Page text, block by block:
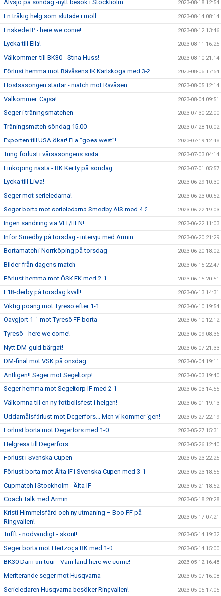
Älvsjö på söndag -nytt besök i Stockholm 2023-08-18 12:54
En tråkig helg som slutade i moll... 2023-08-14 08:14
Enskede IP - here we come! 2023-08-12 13:46
Lycka till Ella! 2023-08-11 16:25
Välkommen till BK30 - Stina Huss! 2023-08-10 21:14
Förlust hemma mot Rävåsens IK Karlskoga med 3-2 2023-08-06 17:54
Höstsäsongen startar - match mot Rävåsen 2023-08-05 12:14
Välkommen Cajsa! 2023-08-04 09:51
Seger i träningsmatchen 2023-07-30 22:00
Träningsmatch söndag 15.00 2023-07-28 10:02
Exporten till USA ökar! Ella ”goes west”! 2023-07-19 12:48
Tung förlust i vårsäsongens sista.... 2023-07-03 04:14
Linköping nästa - BK Kenty på söndag 2023-07-01 05:57
Lycka till Liwa! 2023-06-29 10:30
Seger mot serieledarna! 2023-06-23 00:52
Seger borta mot serieledarna Smedby AIS med 4-2 2023-06-22 19:03
Ingen sändning via VLT/BLN! 2023-06-22 11:03
Inför Smedby på torsdag - intervju med Armin 2023-06-20 21:29
Bortamatch i Norrköping på torsdag 2023-06-20 18:02
Bilder från dagens match 2023-06-15 22:47
Förlust hemma mot ÖSK FK med 2-1 2023-06-15 20:51
E18-derby på torsdag kväll! 2023-06-13 14:31
Viktig poäng mot Tyresö efter 1-1 2023-06-10 19:54
Oavgjort 1-1 mot Tyresö FF borta 2023-06-10 12:12
Tyresö - here we come! 2023-06-09 08:36
Nytt DM-guld bärgat! 2023-06-07 21:33
DM-final mot VSK på onsdag 2023-06-04 19:11
Äntligen!! Seger mot Segeltorp! 2023-06-03 19:40
Seger hemma mot Segeltorp IF med 2-1 2023-06-03 14:55
Välkomna till en ny fotbollsfest i helgen! 2023-06-01 19:13
Uddamålsförlust mot Degerfors... Men vi kommer igen! 2023-05-27 22:19
Förlust borta mot Degerfors med 1-0 2023-05-27 15:31
Helgresa till Degerfors 2023-05-26 12:40
Förlust i Svenska Cupen 2023-05-23 22:25
Förlust borta mot Älta IF i Svenska Cupen med 3-1 2023-05-23 18:55
Cupmatch I Stockholm - Älta IF 2023-05-21 18:52
Coach Talk med Armin 2023-05-18 20:28
Kristi Himmelsfärd och ny utmaning – Boo FF på
Ringvallen!
2023-05-17 07:21
Tufft - nödvändigt - skönt! 2023-05-14 19:32
Seger borta mot Hertzöga BK med 1-0 2023-05-14 15:00
BK30 Dam on tour - Värmland here we come! 2023-05-12 16:48
Meriterande seger mot Husqvarna 2023-05-07 16:08
Serieledaren Husqvarna besöker Ringvallen! 2023-05-05 17:05